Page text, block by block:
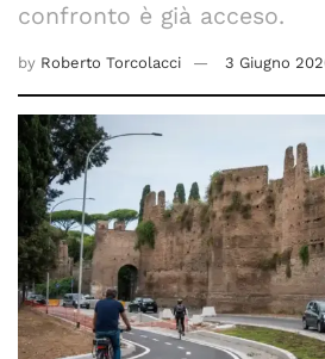
confronto è già acceso.
by Roberto Torcolacci 3 Giugno